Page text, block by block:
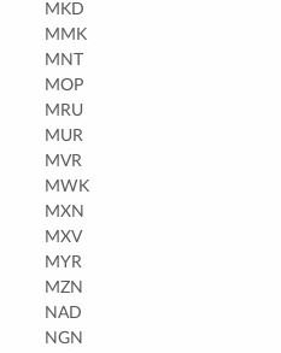
MKD
MMK
MNT
MOP
MRU
MUR
MVR
MWK
MXN
MXV
MYR
MZN
NAD
NGN